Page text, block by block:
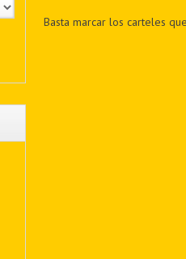
Basta marcar los carteles